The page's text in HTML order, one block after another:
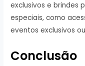
exclusivos e brindes
especiais, como
eventos exclusivos
Conclusão